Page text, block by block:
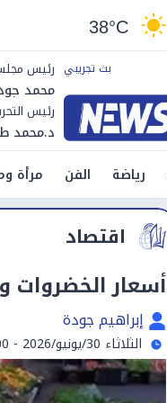
38°C
رئيس
محمد
رئيس
د.محمد
رياضة الفن مرأة
اقتصاد
أسعار الخضروات
إبراهيم جودة
الثلاثاء 30/يونيو/2026 - 08:00 ص